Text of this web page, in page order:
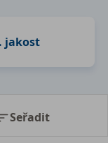
jakost
Seřadit